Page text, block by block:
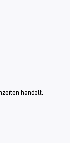
handelt.